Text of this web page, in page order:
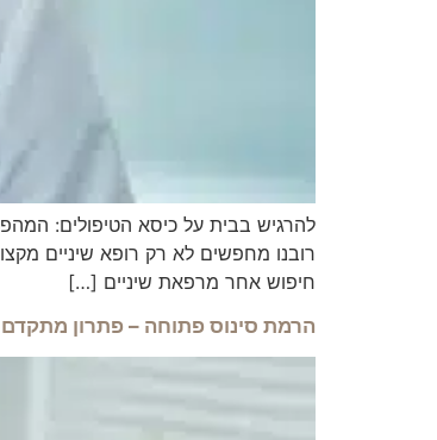
להרגיש בבית על כיסא הטיפולים:
רובנו מחפשים לא רק רופא שיניים
חיפוש אחר מרפאת שיניים […]
הרמת סינוס פתוחה – פתרון